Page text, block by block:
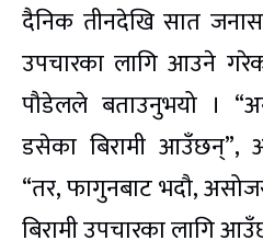
दैनिक तीनदेखि सात
उपचारका लागि आउने
पौडेलले बताउनुभयो ।
डसेका बिरामी आउँछन्”,
“तर, फागुनबाट भदौ,
बिरामी उपचारका लागि